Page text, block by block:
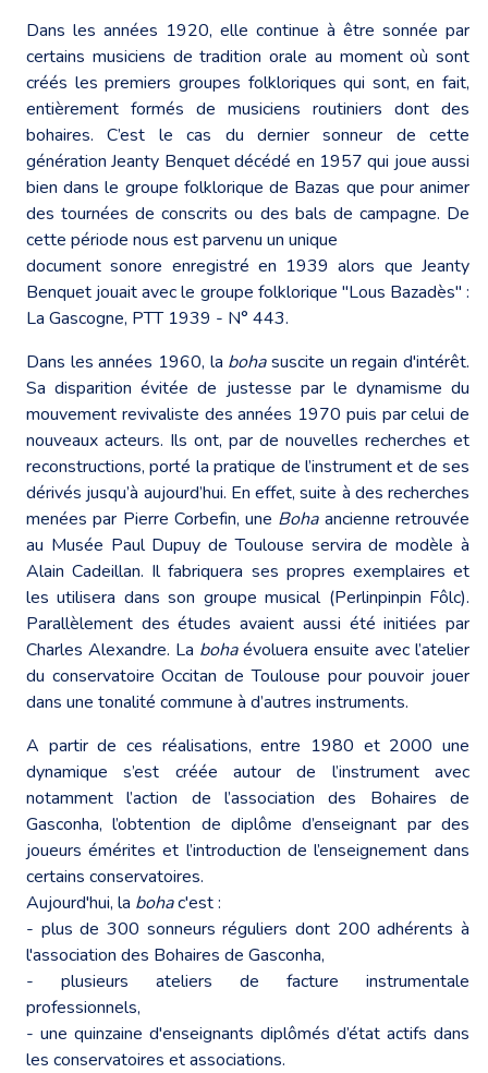
Dans les années 1920, elle continue à être sonnée par
certains musiciens de tradition orale au moment où sont
créés les premiers groupes folkloriques qui sont, en fait,
entièrement formés de musiciens routiniers dont des
bohaires. C’est le cas du dernier sonneur de cette
génération Jeanty Benquet décédé en 1957 qui joue aussi
bien dans le groupe folklorique de Bazas que pour animer
des tournées de conscrits ou des bals de campagne. De
cette période nous est parvenu un unique
document sonore enregistré en 1939 alors que Jeanty
Benquet jouait avec le groupe folklorique "Lous Bazadès" :
La Gascogne, PTT 1939 - N° 443.
Dans les années 1960, la bohasuscite un regain d'intérêt.
Sa disparition évitée de justesse par le dynamisme du
mouvement revivaliste des années 1970 puis par celui de
nouveaux acteurs. Ils ont, par de nouvelles recherches et
reconstructions, porté la pratique de l’instrument et de ses
dérivés jusqu’à aujourd’hui. En effet, suite à des recherches
menées par Pierre Corbefin, une Bohaancienne retrouvée
au Musée Paul Dupuy de Toulouse servira de modèle à
Alain Cadeillan. Il fabriquera ses propres exemplaires et
les utilisera dans son groupe musical (Perlinpinpin Fôlc).
Parallèlement des études avaient aussi été initiées par
Charles Alexandre. La bohaévoluera ensuite avec l’atelier
du conservatoire Occitan de Toulouse pour pouvoir jouer
dans une tonalité commune à d’autres instruments.
A partir de ces réalisations, entre 1980 et 2000 une
dynamique s’est créée autour de l’instrument avec
notamment l’action de l’association des Bohaires de
Gasconha, l’obtention de diplôme d’enseignant par des
joueurs émérites et l’introduction de l’enseignement dans
certains conservatoires.
Aujourd'hui, la bohac'est :
- plus de 300 sonneurs réguliers dont 200 adhérents à
l'association des Bohaires de Gasconha,
- plusieurs ateliers de facture instrumentale
professionnels,
- une quinzaine d'enseignants diplômés d’état actifs dans
les conservatoires et associations.